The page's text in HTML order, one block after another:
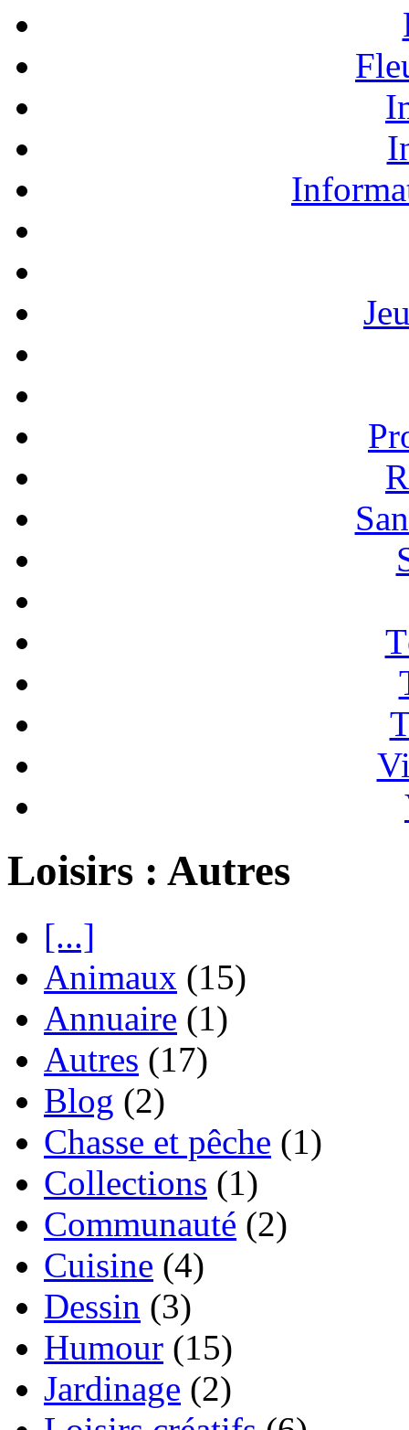
Loisirs : Autres
[...]
Animaux (15)
Annuaire (1)
Autres (17)
Blog (2)
Chasse et pêche (1)
Collections (1)
Communauté (2)
Cuisine (4)
Dessin (3)
Humour (15)
Jardinage (2)